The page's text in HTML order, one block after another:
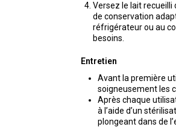
Versez le lait recueilli
de conservation
réfrigérateur ou au
besoins.
Entretien
Avant la première
soigneusement les
Après chaque
à l’aide d’un
plongeant dans de